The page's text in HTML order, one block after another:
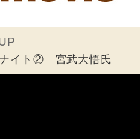
イト② 宮武大悟氏